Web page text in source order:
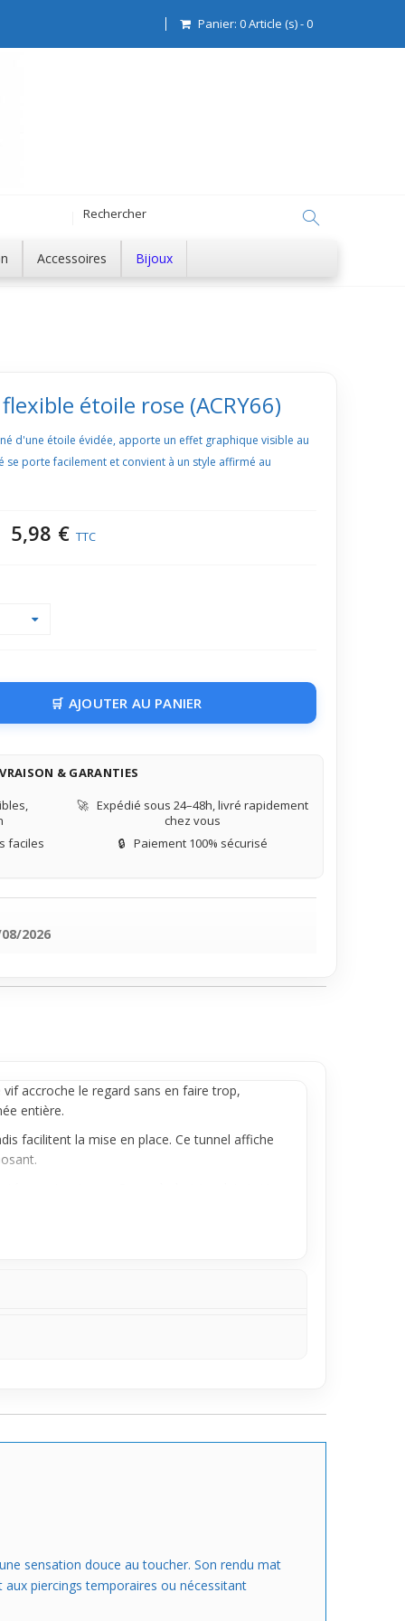
Panier: 0Article (s)-0
Accessoires Bijoux
étoile rose (ACRY66)
d'une étoile évidée, apporte un effet graphique visible au
se porte facilement et convient à un style affirmé au
5,98 € TTC
AJOUTER AU PANIER
& GARANTIES
🚀 Expédié sous 24–48h, livré rapidement
chez vous
faciles
🔒 Paiement 100% sécurisé
2026
accroche le regard sans en faire trop,
entière.
facilitent la mise en place. Ce tunnel affiche
sensation douce au toucher. Son rendu mat
piercings temporaires ou nécessitant